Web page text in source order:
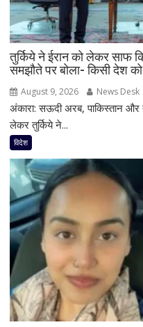
तुर्किये ने ईरान को लेकर साफ
समझौते पर बोला- किसी देश को
August 9, 2026 News Desk
अंकारा: सऊदी अरब, पाकिस्तान और
लेकर तुर्किये ने...
विदेश